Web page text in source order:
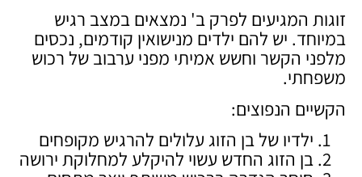
זוגות המגיעים לפרק ב' נמצאים במצב רגיש
במיוחד. יש להם ילדים מנישואין קודמים, נכסים
מלפני הקשר וחשש אמיתי מפני ערבוב של רכוש
משפחתי.
הקשיים הנפוצים:
ילדיו של בן הזוג עלולים להרגיש מקופחים
בן הזוג החדש עשוי להיקלע למחלוקת ירושה